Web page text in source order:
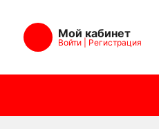
Мой кабинет
Войти Регистрация
Blue